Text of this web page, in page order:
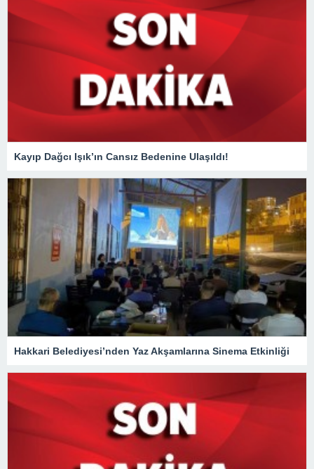
Kayıp Dağcı Işık’ın Cansız Bedenine Ulaşıldı!
Hakkari Belediyesi’nden Yaz Akşamlarına Sinema Etkinliği